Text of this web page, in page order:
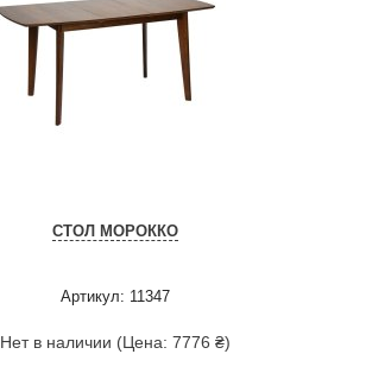
СТОЛ МОРОККО
Артикул: 11347
Нет в наличии (Цена: 7776 ₴)